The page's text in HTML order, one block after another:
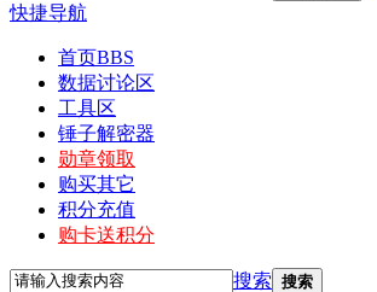
快捷导航
首页BBS
数据讨论区
工具区
锤子解密器
勋章领取
购买其它
积分充值
购卡送积分
搜索 搜索